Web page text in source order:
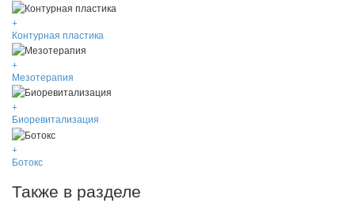
+
Контурная пластика
+
Мезотерапия
+
Биоревитализация
+
Ботокс
Также в разделе